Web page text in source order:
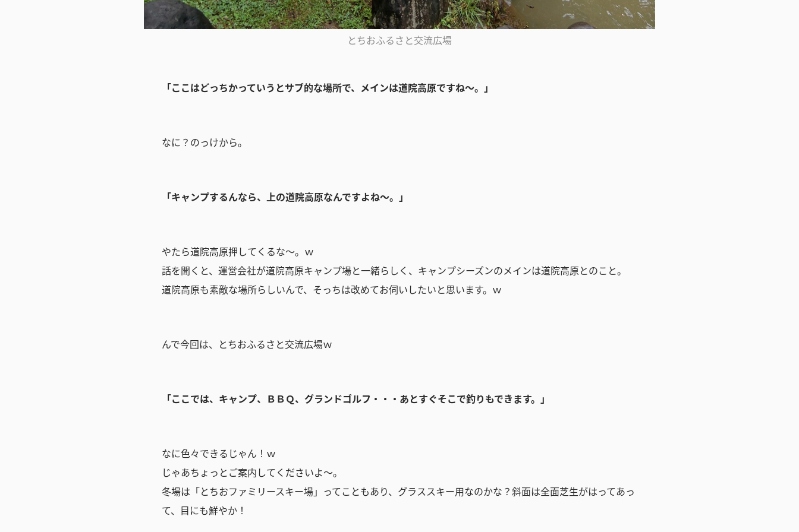
とちおふるさと交流広場
「ここはどっちかっていうとサブ的な場所で、メインは道院高原ですね～。」
なに？のっけから。
「キャンプするんなら、上の道院高原なんですよね～。」
やたら道院高原押してくるな～。ｗ
話を聞くと、運営会社が道院高原キャンプ場と一緒らしく、キャンプシーズンのメインは道院高原とのこと。
道院高原も素敵な場所らしいんで、そっちは改めてお伺いしたいと思います。ｗ
んで今回は、とちおふるさと交流広場ｗ
「ここでは、キャンプ、ＢＢＱ、グランドゴルフ・・・あとすぐそこで釣りもできます。」
なに色々できるじゃん！ｗ
じゃあちょっとご案内してくださいよ～。
冬場は「とちおファミリースキー場」ってこともあり、グラススキー用なのかな？斜面は全面芝生がはってあっ
て、目にも鮮やか！